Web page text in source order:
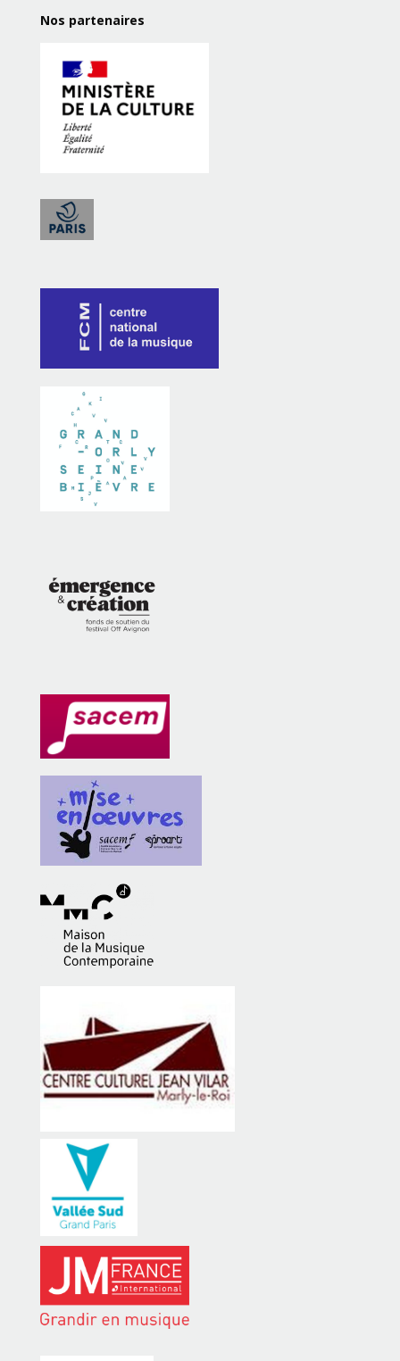
Nos partenaires